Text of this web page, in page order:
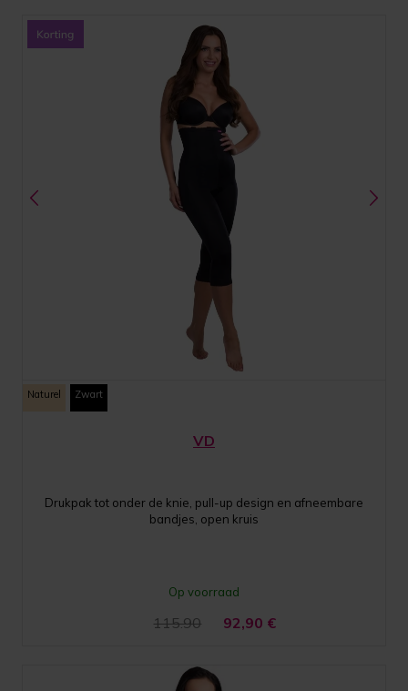
Naturel Zwart
VD
Drukpak tot onder de knie, pull-up design en afneembare
bandjes, open kruis
Op voorraad
115.90 92,90 €